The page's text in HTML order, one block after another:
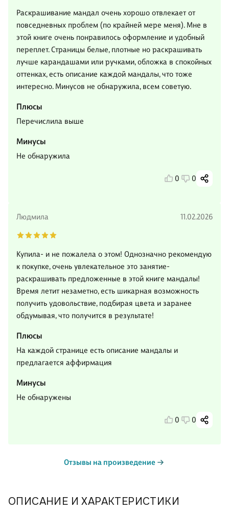
ОПИСАНИЕ И ХАРАКТЕРИСТИКИ
Раскрашивание мандал очень хорошо отвлекает от
повседневных проблем (по крайней мере меня). Мне в
этой книге очень понравилось оформление и удобный
переплет. Страницы белые, плотные но раскрашивать
лучше карандашами или ручками, обложка в спокойных
оттенках, есть описание каждой мандалы, что тоже
интересно. Минусов не обнаружила, всем советую.
Плюсы
Перечислила выше
Минусы
Не обнаружила
0 0
Людмила 11.02.2026
Купила- и не пожалела о этом! Однозначно рекомендую
к покупке, очень увлекательное это занятие-
раскрашивать предложенные в этой книге мандалы!
Время летит незаметно, есть шикарная возможность
получить удовольствие, подбирая цвета и заранее
обдумывая, что получится в результате!
Плюсы
На каждой странице есть описание мандалы и
предлагается аффирмация
Минусы
Не обнаружены
0 0
Отзывы на произведение